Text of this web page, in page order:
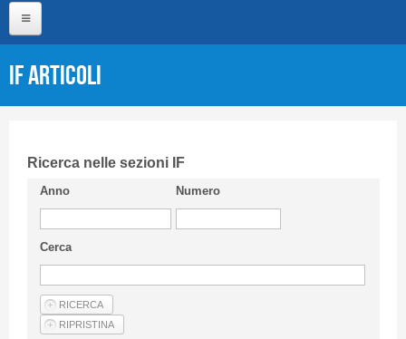
CIFI in breve
Linee Guida
Privacy Policy
Articoli
IF Articoli
Ricerca nelle sezioni IF
Anno Numero
Cerca